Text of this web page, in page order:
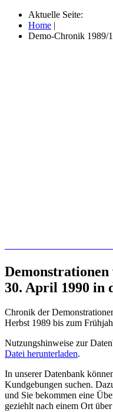
Aktuelle Seite:
Home |
Demo-Chronik 1989/
Demonstrationen
30. April 1990 in
Chronik der
Herbst 1989 bis zum
Nutzungshinweise zur
Datei herunterladen.
In unserer Datenbank
Kundgebungen suchen.
und Sie bekommen eine
geziehlt nach einem Ort